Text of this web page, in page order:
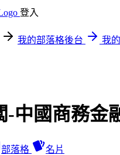
登入
我的部落格後台
我
-中國商務金
部落格 名片